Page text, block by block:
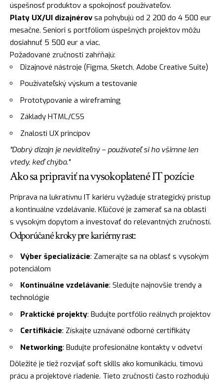
úspešnosť produktov a spokojnosť používateľov.
Platy UX/UI dizajnérovsa pohybujú od 2 200 do 4 500 eur
mesačne. Seniori s portfóliom úspešných projektov môžu
dosiahnuť 5 500 eur a viac.
Požadované zručnosti zahŕňajú:
Dizajnové nástroje (Figma, Sketch, Adobe Creative Suite)
Používateľský výskum a testovanie
Prototypovanie a wireframing
Základy HTML/CSS
Znalosti UX princípov
"Dobrý dizajn je neviditeľný – používateľ si ho všimne len
vtedy, keď chýba."
Ako sa pripraviť na vysokoplatené IT pozície
Príprava na lukratívnu IT kariéru vyžaduje strategický prístup
a kontinuálne vzdelávanie. Kľúčové je zamerať sa na oblasti
s vysokým dopytom a investovať do relevantných zručností.
Odporúčané kroky pre kariérny rast:
Výber špecializácie: Zamerajte sa na oblasť s vysokým
potenciálom
Kontinuálne vzdelávanie: Sledujte najnovšie trendy a
technológie
Praktické projekty: Budujte portfólio reálnych projektov
Certifikácie: Získajte uznávané odborné certifikáty
Networking: Budujte profesionálne kontakty v odvetví
Dôležité je tiež rozvíjať soft skills ako komunikáciu, tímovú
prácu a projektové riadenie. Tieto zručnosti často rozhodujú